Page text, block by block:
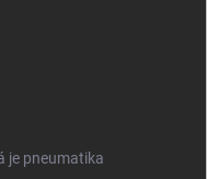
je pneumatika